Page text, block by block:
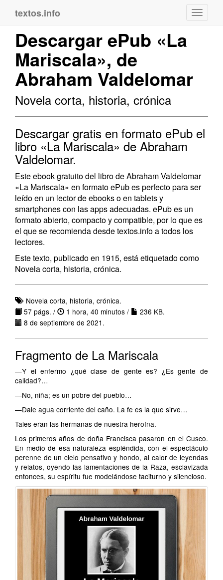
textos.info
Descargar ePub «La
Mariscala», de
Abraham Valdelomar
Novela corta, historia, crónica
Descargar gratis en formato ePub el
libro «La Mariscala» de Abraham
Valdelomar.
Este ebook gratuito del libro de Abraham Valdelomar
«La Mariscala» en formato ePub es perfecto para ser
leído en un lector de ebooks o en tablets y
smartphones con las apps adecuadas. ePub es un
formato abierto, compacto y compatible, por lo que es
el que se recomienda desde textos.info a todos los
lectores.
Este texto, publicado en 1915, está etiquetado como
Novela corta, historia, crónica.
Novela corta, historia, crónica.
57 págs. /
1 hora, 40 minutos /
236 KB.
8 de septiembre de 2021.
Fragmento de La Mariscala
—Y el enfermo ¿qué clase de gente es? ¿Es gente de
calidad?…
—No, niña; es un pobre del pueblo…
—Dale agua corriente del caño. La fe es la que sirve…
Tales eran las hermanas de nuestra heroína.
Los primeros años de doña Francisca pasaron en el Cusco.
En medio de esa naturaleza espléndida, con el espectáculo
perenne de un cielo pensativo y hondo, al calor de leyendas
y relatos, oyendo las lamentaciones de la Raza, esclavizada
entonces, su espíritu fue modelándose taciturno y silencioso.